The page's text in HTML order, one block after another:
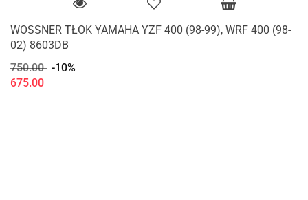
WOSSNER TŁOK YAMAHA YZF 400 (98-99), WRF 400 (98-
02) 8603DB
750.00 -10%
675.00